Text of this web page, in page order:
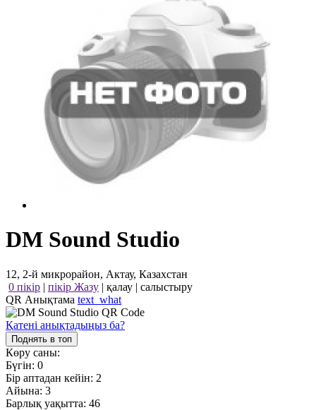
DM Sound Studio
12, 2-й микрорайон, Актау, Казахстан
0 пікір | пікір Жазу | қалау | салыстыру
QR Анықтама text_what
Қатені анықтадыңыз ба?
Поднять в топ
Көру саны:
Бүгін: 0
Бір аптадан кейін: 2
Айына: 3
Барлық уақытта: 46